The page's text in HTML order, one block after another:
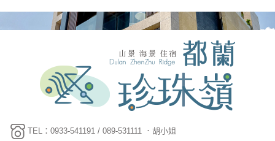
TEL：0933-541191 / 089-531111 ．胡小姐